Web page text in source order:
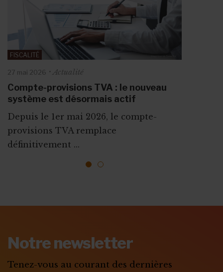
FISCALITÉ
27 mai 2026 Actualité
Compte-provisions TVA : le nouveau
système est désormais actif
Depuis le 1er mai 2026, le compte-
provisions TVA remplace
définitivement ...
FISCALITÉ
13 juillet 2026 Actualité
Frais de voiture, taxe sur les plus-
values, dons… : six nouveautés fiscales
décryptées
Les ASBL sont toujours plus sous
pression en matière ...
1
Notre newsletter
Tenez-vous au courant des dernières